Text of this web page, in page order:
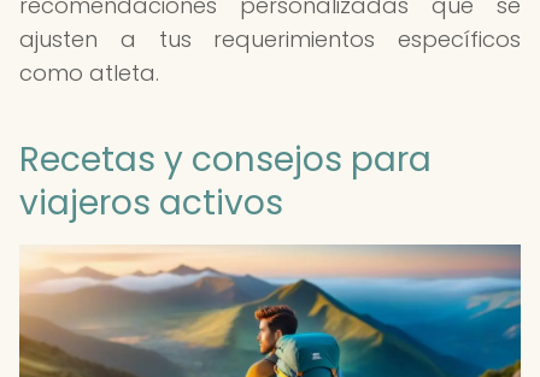
ajusten a tus requerimientos específicos
como atleta.
Recetas y consejos para
viajeros activos